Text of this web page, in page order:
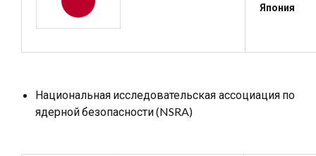
Япония
Национальная исследовательская ассоциация по
ядерной безопасности (NSRA)